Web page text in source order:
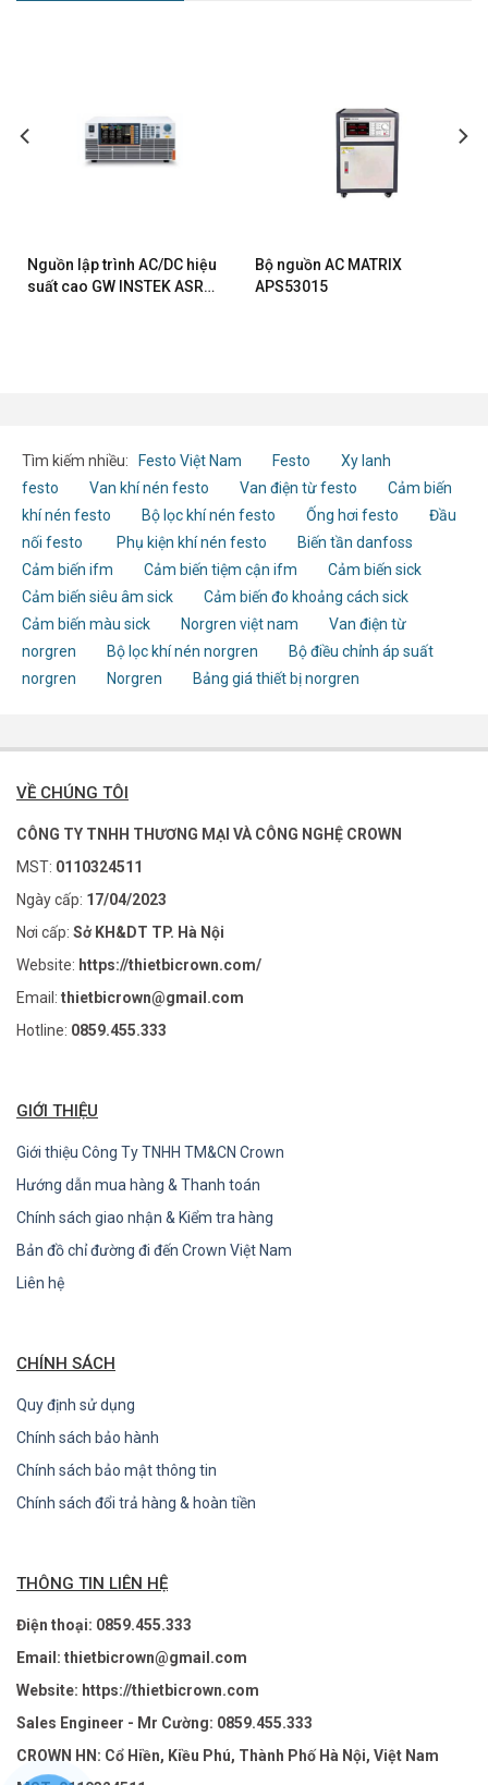
Nguồn lập trình AC/DC hiệu
suất cao GW INSTEK ASR-
Bộ nguồn AC MATRIX
APS53015
Tìm kiếm nhiều: Festo Việt Nam Festo
Xy lanh
festo
Van khí nén festo Van điện từ festo
Cảm biến
khí nén festo
Bộ lọc khí nén festo Ống hơi festo
Đầu
nối festo
Phụ kiện khí nén festo
Biến tần danfoss
Cảm biến ifm
Cảm biến tiệm cận ifm
Cảm biến sick
Cảm biến siêu âm sick
Cảm biến đo khoảng cách sick
Cảm biến màu sick
Norgren việt nam
Van điện từ
norgren
Bộ lọc khí nén norgren
Bộ điều chỉnh áp suất
norgren
Norgren Bảng giá thiết bị norgren
VỀ CHÚNG TÔI
CÔNG TY TNHH THƯƠNG MẠI VÀ CÔNG NGHỆ CROWN
MST: 0110324511
Ngày cấp: 17/04/2023
Nơi cấp: Sở KH&DT TP. Hà Nội
Website: https://thietbicrown.com/
Email: thietbicrown@gmail.com
Hotline: 0859.455.333
GIỚI THIỆU
Giới thiệu Công Ty TNHH TM&CN Crown
Hướng dẫn mua hàng & Thanh toán
Chính sách giao nhận & Kiểm tra hàng
Bản đồ chỉ đường đi đến Crown Việt Nam
Liên hệ
CHÍNH SÁCH
Quy định sử dụng
Chính sách bảo hành
Chính sách bảo mật thông tin
Chính sách đổi trả hàng & hoàn tiền
THÔNG TIN LIÊN HỆ
Điện thoại: 0859.455.333
Email: thietbicrown@gmail.com
Website: https://thietbicrown.com
Sales Engineer - Mr Cường: 0859.455.333
CROWN HN: Cổ Hiền, Kiều Phú, Thành Phố Hà Nội, Việt Nam